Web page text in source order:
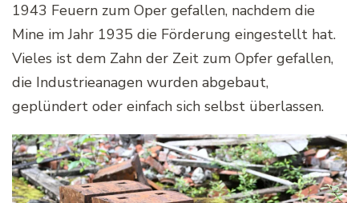
1943 Feuern zum Oper gefallen, nachdem die
Mine im Jahr 1935 die Förderung eingestellt hat.
Vieles ist dem Zahn der Zeit zum Opfer gefallen,
die Industrieanagen wurden abgebaut,
geplündert oder einfach sich selbst überlassen.